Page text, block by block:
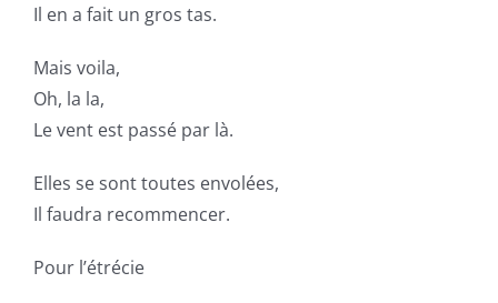
Il en a fait un gros tas.
Mais voila,
Oh, la la,
Le vent est passé par là.
Elles se sont toutes envolées,
Il faudra recommencer.
Pour l’étrécie